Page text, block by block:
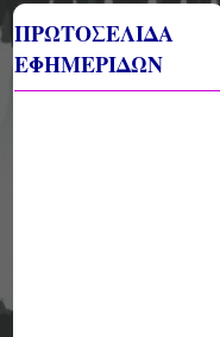
ΠΡΩΤΟΣΕΛΙΔΑ
ΕΦΗΜΕΡΙΔΩΝ